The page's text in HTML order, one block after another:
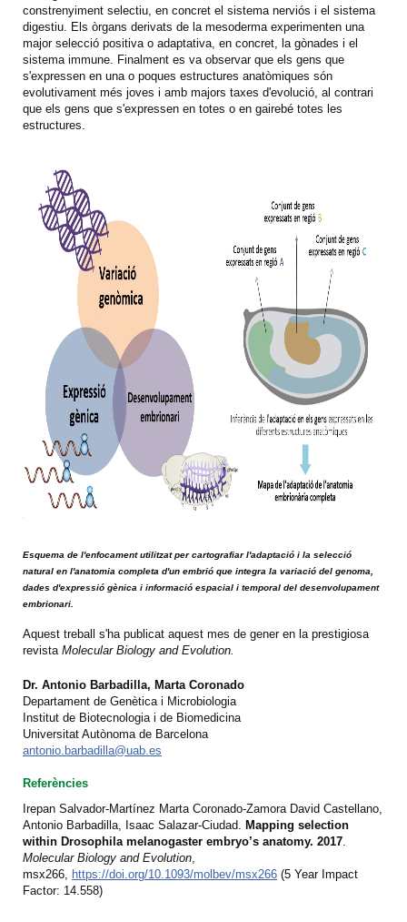
constrenyiment selectiu, en concret el sistema nerviós i el sistema
digestiu. Els òrgans derivats de la mesoderma experimenten una
major selecció positiva o adaptativa, en concret, la gònades i el
sistema immune. Finalment es va observar que els gens que
s'expressen en una o poques estructures anatòmiques són
evolutivament més joves i amb majors taxes d'evolució, al contrari
que els gens que s'expressen en totes o en gairebé totes les
estructures.
Esquema de l'enfocament utilitzat per cartografiar l'adaptació i la selecció
natural en l'anatomia completa d'un embrió que integra la variació del genoma,
dades d'expressió gènica i informació espacial i temporal del desenvolupament
embrionari.
Aquest treball s'ha publicat aquest mes de gener en la prestigiosa
revista Molecular Biology and Evolution.
Dr. Antonio Barbadilla, Marta Coronado
Departament de Genètica i Microbiologia
Institut de Biotecnologia i de Biomedicina
Universitat Autònoma de Barcelona
antonio.barbadilla@uab.es
Referències
Irepan Salvador-Martínez Marta Coronado-Zamora David Castellano,
Antonio Barbadilla, Isaac Salazar-Ciudad. Mapping selection
within Drosophila melanogaster embryo’s anatomy. 2017.
Molecular Biology and Evolution,
msx266, https://doi.org/10.1093/molbev/msx266 (5 Year Impact
Factor: 14.558)